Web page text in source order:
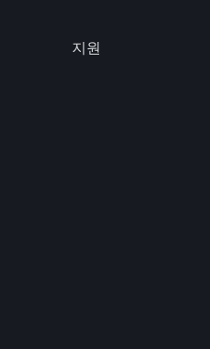
지원